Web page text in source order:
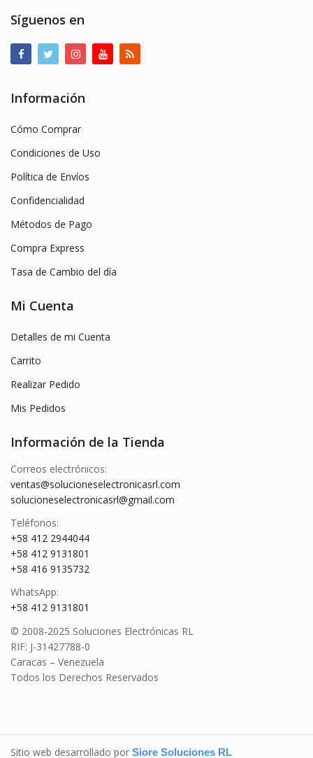
Síguenos en
Información
Cómo Comprar
Condiciones de Uso
Política de Envíos
Confidencialidad
Métodos de Pago
Compra Express
Tasa de Cambio del día
Mi Cuenta
Detalles de mi Cuenta
Carrito
Realizar Pedido
Mis Pedidos
Información de la Tienda
Correos electrónicos:
ventas@solucioneselectronicasrl.com
solucioneselectronicasrl@gmail.com
Teléfonos:
+58 412 2944044
+58 412 9131801
+58 416 9135732
WhatsApp:
+58 412 9131801
© 2008-2025 Soluciones Electrónicas RL
RIF: J-31427788-0
Caracas – Venezuela
Todos los Derechos Reservados
Sitio web desarrollado por Siore Soluciones RL